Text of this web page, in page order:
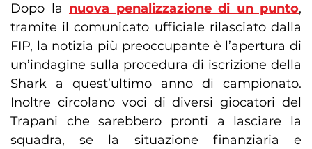
Dopo la nuova penalizzazione di un punto,
tramite il comunicato ufficiale rilasciato dalla
FIP, la notizia più preoccupante è l’apertura di
un’indagine sulla procedura di iscrizione della
Shark a quest’ultimo anno di campionato.
Inoltre circolano voci di diversi giocatori del
Trapani che sarebbero pronti a lasciare la
squadra, se la situazione finanziaria e